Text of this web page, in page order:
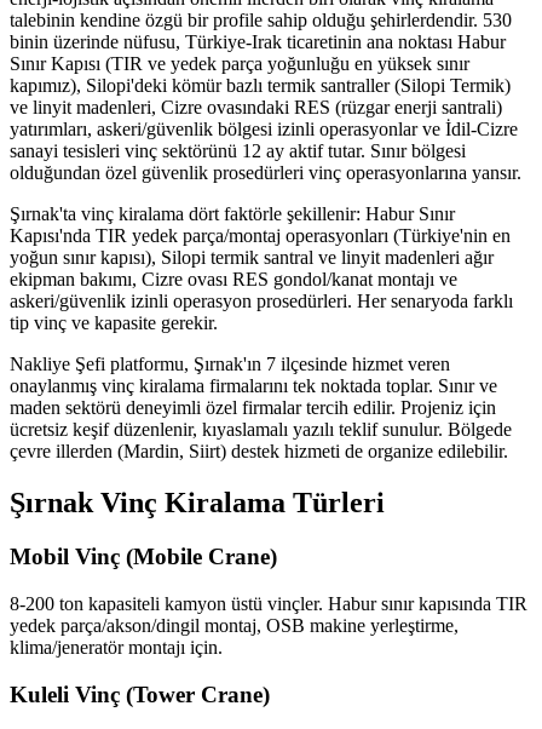
talebinin kendine özgü bir profile sahip olduğu şehirlerdendir. 530
binin üzerinde nüfusu, Türkiye-Irak ticaretinin ana noktası Habur
Sınır Kapısı (TIR ve yedek parça yoğunluğu en yüksek sınır
kapımız), Silopi'deki kömür bazlı termik santraller (Silopi Termik)
ve linyit madenleri, Cizre ovasındaki RES (rüzgar enerji santrali)
yatırımları, askeri/güvenlik bölgesi izinli operasyonlar ve İdil-Cizre
sanayi tesisleri vinç sektörünü 12 ay aktif tutar. Sınır bölgesi
olduğundan özel güvenlik prosedürleri vinç operasyonlarına yansır.
Şırnak'ta vinç kiralama dört faktörle şekillenir: Habur Sınır
Kapısı'nda TIR yedek parça/montaj operasyonları (Türkiye'nin en
yoğun sınır kapısı), Silopi termik santral ve linyit madenleri ağır
ekipman bakımı, Cizre ovası RES gondol/kanat montajı ve
askeri/güvenlik izinli operasyon prosedürleri. Her senaryoda farklı
tip vinç ve kapasite gerekir.
Nakliye Şefi platformu, Şırnak'ın 7 ilçesinde hizmet veren
onaylanmış vinç kiralama firmalarını tek noktada toplar. Sınır ve
maden sektörü deneyimli özel firmalar tercih edilir. Projeniz için
ücretsiz keşif düzenlenir, kıyaslamalı yazılı teklif sunulur. Bölgede
çevre illerden (Mardin, Siirt) destek hizmeti de organize edilebilir.
Şırnak Vinç Kiralama Türleri
Mobil Vinç (Mobile Crane)
8-200 ton kapasiteli kamyon üstü vinçler. Habur sınır kapısında TIR
yedek parça/akson/dingil montaj, OSB makine yerleştirme,
klima/jeneratör montajı için.
Kuleli Vinç (Tower Crane)